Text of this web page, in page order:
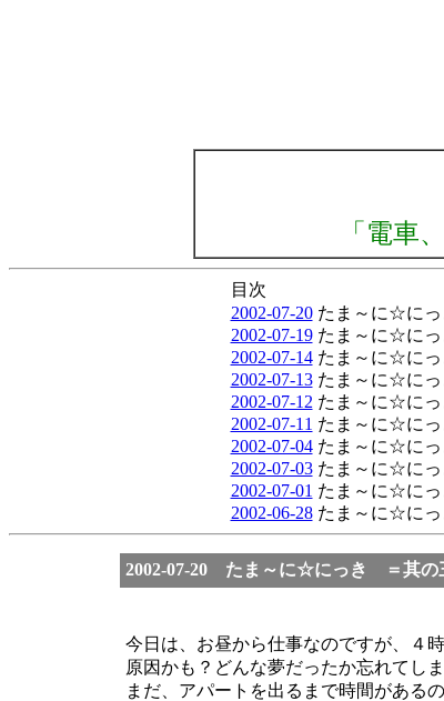
「電車
目次
2002-07-20たま～に☆に
2002-07-19たま～に☆に
2002-07-14たま～に☆に
2002-07-13たま～に☆に
2002-07-12 たま～に☆に
2002-07-11 たま～に☆に
2002-07-04たま～に☆に
2002-07-03たま～に☆に
2002-07-01 たま～に☆に
2002-06-28たま～に☆に
2002-07-20 たま～に☆にっき ＝其の
今日は、お昼から仕事なのですが、４
原因かも？どんな夢だったか忘れてし
まだ、アパートを出るまで時間がある